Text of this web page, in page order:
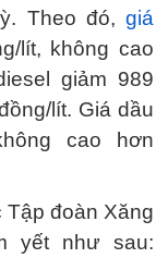
Theo đó, giá
lít, không cao
giảm 989
lít. Giá dầu
cao hơn
đoàn Xăng
yết như sau: